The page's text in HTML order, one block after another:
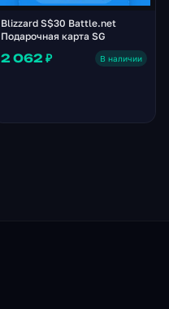
Blizzard S$30 Battle.net
Подарочная карта SG
2 062 ₽ В наличии